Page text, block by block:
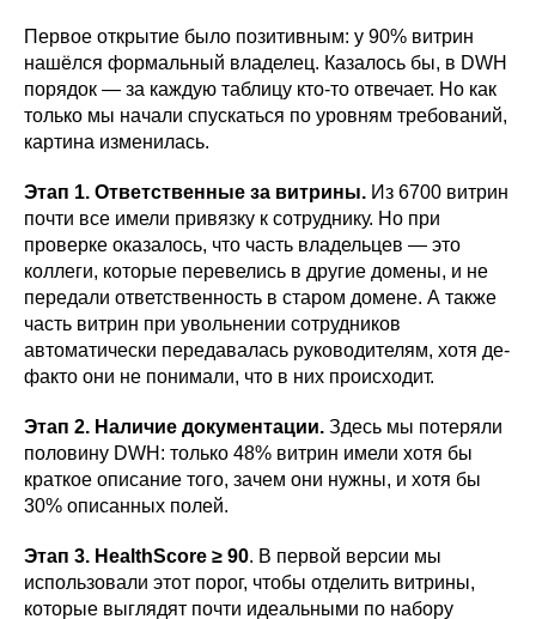
Первое открытие было позитивным: у 90% витрин
нашёлся формальный владелец. Казалось бы, в DWH
порядок — за каждую таблицу кто-то отвечает. Но как
только мы начали спускаться по уровням требований,
картина изменилась.
Этап 1. Ответственные за витрины. Из 6700 витрин
почти все имели привязку к сотруднику. Но при
проверке оказалось, что часть владельцев — это
коллеги, которые перевелись в другие домены, и не
передали ответственность в старом домене. А также
часть витрин при увольнении сотрудников
автоматически передавалась руководителям, хотя де-
факто они не понимали, что в них происходит.
Этап 2. Наличие документации. Здесь мы потеряли
половину DWH: только 48% витрин имели хотя бы
краткое описание того, зачем они нужны, и хотя бы
30% описанных полей.
Этап 3. HealthScore ≥ 90. В первой версии мы
использовали этот порог, чтобы отделить витрины,
которые выглядят почти идеальными по набору